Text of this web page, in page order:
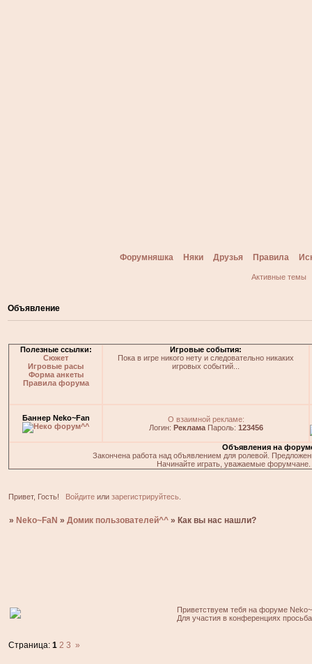
Форумняшка Няки Друзья Правила
Активные темы
Объявление
Полезные ссылки:
Сюжет
Игровые расы
Форма анкеты
Правила форума
Игровые события:
Пока в игре никого нету и следовательно никаких
игровых событий...
Баннер Neko~Fan
О взаимной рекламе:
Логин: РекламаПароль: 123456
Объявления на
Закончена работа над объявлением для ролевой.
Начинайте играть, уважаемые
Привет, Гость! Войдитеили зарегистрируйтесь.
» Neko~FaN »Домик пользователей^^ » Как вы нас нашли?
Приветствуем тебя на форуме
Для участия в конференциях
Страница:1 2 3 »